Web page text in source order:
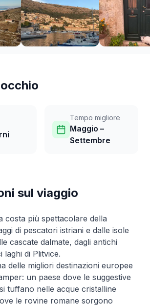
Tempo migliore
Maggio –
Settembre
sul viaggio
costa più spettacolare della
di pescatori istriani e dalle isole
cascate dalmate, dagli antichi
laghi di Plitvice.
delle migliori destinazioni europee
un paese dove le suggestive
tuffano nelle acque cristalline
le rovine romane sorgono